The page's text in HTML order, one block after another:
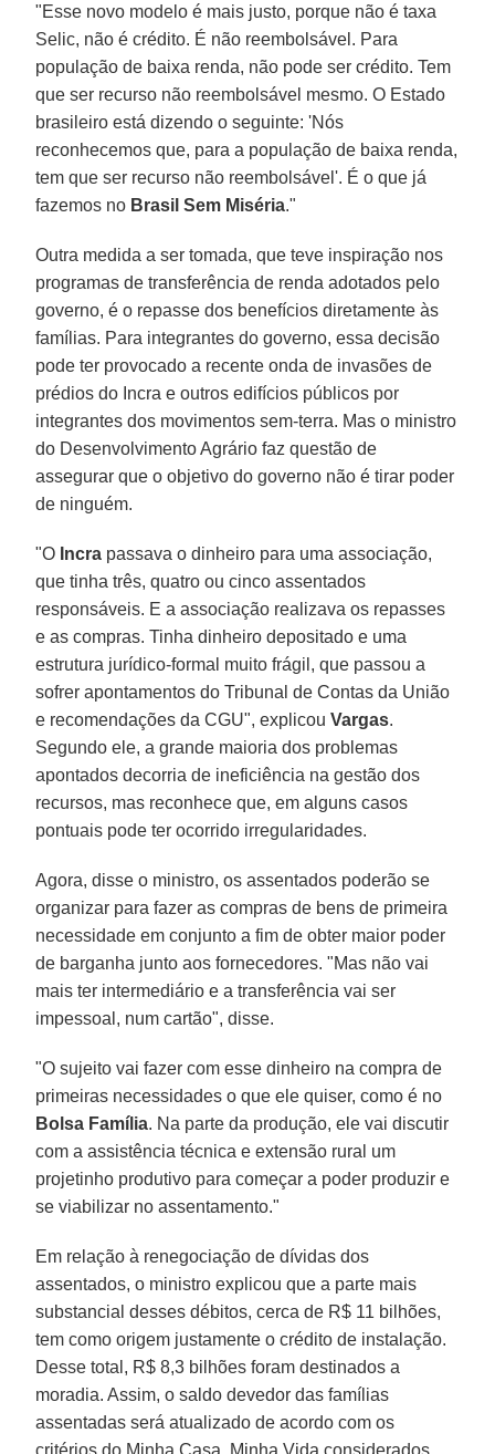
"Esse novo modelo é mais justo, porque não é taxa
Selic, não é crédito. É não reembolsável. Para
população de baixa renda, não pode ser crédito. Tem
que ser recurso não reembolsável mesmo. O Estado
brasileiro está dizendo o seguinte: 'Nós
reconhecemos que, para a população de baixa renda,
tem que ser recurso não reembolsável'. É o que já
fazemos no Brasil Sem Miséria."
Outra medida a ser tomada, que teve inspiração nos
programas de transferência de renda adotados pelo
governo, é o repasse dos benefícios diretamente às
famílias. Para integrantes do governo, essa decisão
pode ter provocado a recente onda de invasões de
prédios do Incra e outros edifícios públicos por
integrantes dos movimentos sem-terra. Mas o ministro
do Desenvolvimento Agrário faz questão de
assegurar que o objetivo do governo não é tirar poder
de ninguém.
"O Incra passava o dinheiro para uma associação,
que tinha três, quatro ou cinco assentados
responsáveis. E a associação realizava os repasses
e as compras. Tinha dinheiro depositado e uma
estrutura jurídico-formal muito frágil, que passou a
sofrer apontamentos do Tribunal de Contas da União
e recomendações da CGU", explicouVargas.
Segundo ele, a grande maioria dos problemas
apontados decorria de ineficiência na gestão dos
recursos, mas reconhece que, em alguns casos
pontuais pode ter ocorrido irregularidades.
Agora, disse o ministro, os assentados poderão se
organizar para fazer as compras de bens de primeira
necessidade em conjunto a fim de obter maior poder
de barganha junto aos fornecedores. "Mas não vai
mais ter intermediário e a transferência vai ser
impessoal, num cartão", disse.
"O sujeito vai fazer com esse dinheiro na compra de
primeiras necessidades o que ele quiser, como é no
Bolsa Família. Na parte da produção, ele vai discutir
com a assistência técnica e extensão rural um
projetinho produtivo para começar a poder produzir e
se viabilizar no assentamento."
Em relação à renegociação de dívidas dos
assentados, o ministro explicou que a parte mais
substancial desses débitos, cerca de R$ 11 bilhões,
tem como origem justamente o crédito de instalação.
Desse total, R$ 8,3 bilhões foram destinados a
moradia. Assim, o saldo devedor das famílias
assentadas será atualizado de acordo com os
critérios do Minha Casa, Minha Vida considerados